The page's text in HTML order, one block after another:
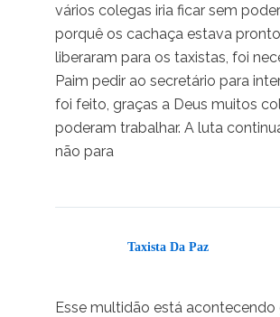
vários colegas iria ficar sem
porquê os cachaça estava
liberaram para os taxistas, foi
Paim pedir ao secretário para
foi feito, graças a Deus muitos
poderam trabalhar. A luta
não para
Taxista Da Paz
Esse multidão está acontecendo